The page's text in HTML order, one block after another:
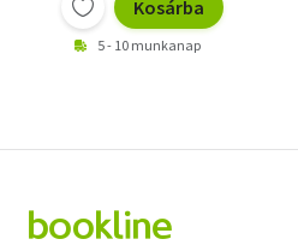
Kosárba
5 - 10 munkanap